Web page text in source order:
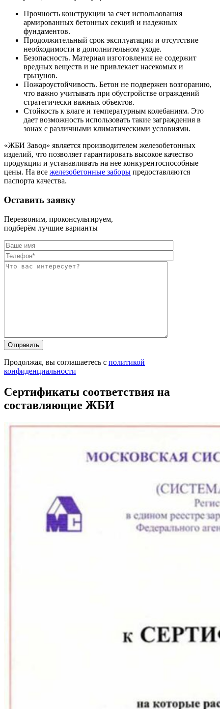
Прочность конструкции за счет использования
армированных бетонных секций и надежных
фундаментов.
Продолжительный срок эксплуатации и отсутствие
необходимости в дополнительном уходе.
Безопасность. Материал изготовления не содержит
вредных веществ и не привлекает насекомых и
грызунов.
Пожароустойчивость. Бетон не подвержен возгоранию,
что важно учитывать при обустройстве ограждений
стратегически важных объектов.
Стойкость к влаге и температурным колебаниям. Это
дает возможность использовать такие заграждения в
зонах с различными климатическими условиями.
«ЖБИ Завод» является производителем железобетонных
изделий, что позволяет гарантировать высокое качество
продукции и устанавливать на нее конкурентоспособные
цены. На все железобетонные заборы предоставляются
паспорта качества.
Оставить заявку
Перезвоним, проконсультируем,
подберём лучшие варианты
Оставьте это
Оставьте это
Продолжая, вы соглашаетесь с политикой
конфиденциальности
Сертификаты соответствия на
составляющие ЖБИ